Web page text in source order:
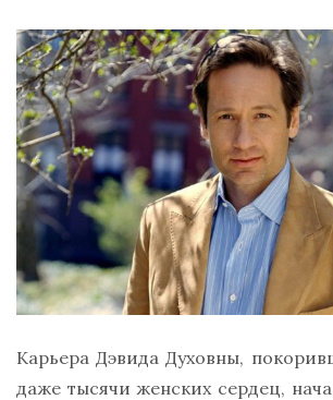
Карьера Дэвида Духовны,
даже тысячи женских сердец,